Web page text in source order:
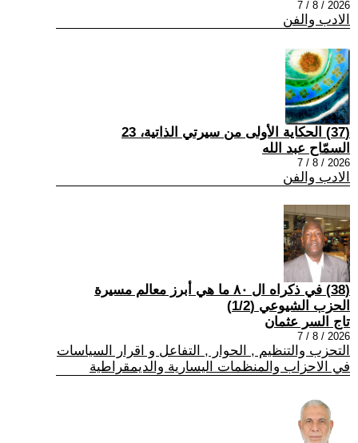
2026 / 8 / 7
الادب والفن
(37) الحكاية الأولى من سيرتي الذاتية، 23
السمّاح عبد الله
2026 / 8 / 7
الادب والفن
(38) في ذكراه ال ٨٠ ما هي أبرز معالم مسيرة
الحزب الشيوعي (1/2)
تاج السر عثمان
2026 / 8 / 7
التحزب والتنظيم , الحوار , التفاعل و اقرار السياسات
في الاحزاب والمنظمات اليسارية والديمقراطية